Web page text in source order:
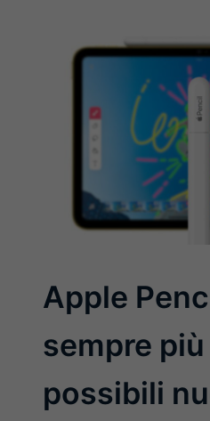
Apple
sempre
possibili